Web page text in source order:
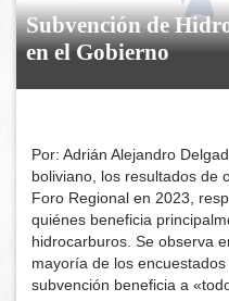
Subvención de
en el Gobierno
Por: Adrián Alejandro
boliviano, los resultados de
Foro Regional en 2023,
quiénes beneficia
hidrocarburos. Se observa
mayoría de los
subvención beneficia a